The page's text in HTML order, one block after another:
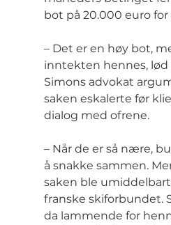
bot på 20.000 euro for
– Det er en høy bot,
inntekten hennes,
Simons advokat
saken eskalerte før
dialog med ofrene.
– Når de er så nære,
å snakke sammen.
saken ble
franske skiforbundet.
da lammende for